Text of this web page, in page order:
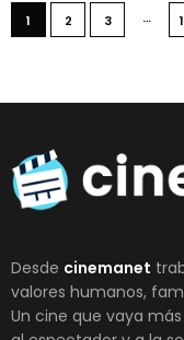
1 2 3 …
Desde cinemanet
valores humanos,
Un cine que vaya